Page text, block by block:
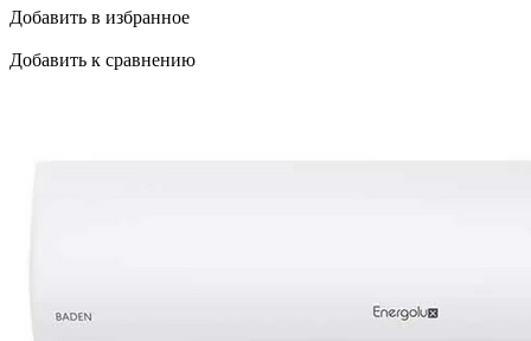
Добавить в избранное
Добавить к сравнению